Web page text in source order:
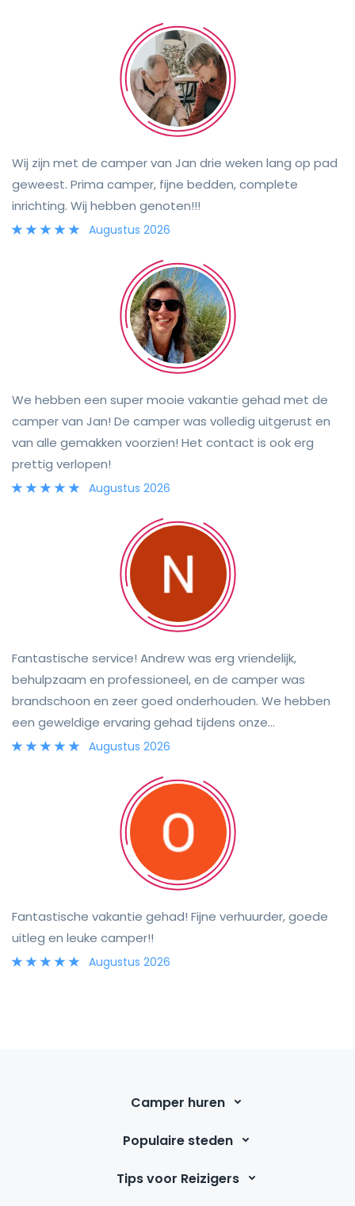
niet. ♥️ Hopelijk tot een volgende keer!
Wij zijn met de camper van Jan drie weken lang op pad
geweest. Prima camper, fijne bedden, complete
inrichting. Wij hebben genoten!!!
Augustus 2026
We hebben een super mooie vakantie gehad met de
camper van Jan! De camper was volledig uitgerust en
van alle gemakken voorzien! Het contact is ook erg
prettig verlopen!
Augustus 2026
Fantastische service! Andrew was erg vriendelijk,
behulpzaam en professioneel, en de camper was
brandschoon en zeer goed onderhouden. We hebben
een geweldige ervaring gehad tijdens onze
ontdekkingstocht door Schotland en zouden Andrew en
Augustus 2026
Fantastische vakantie gehad! Fijne verhuurder, goede
uitleg en leuke camper!!
Augustus 2026
Camper huren
Populaire steden
Tips voor Reizigers